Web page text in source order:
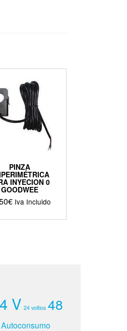
PINZA
INYECION 0
GOODWEE
€ Iva Incluido
V 24 voltios 48
Autoconsumo